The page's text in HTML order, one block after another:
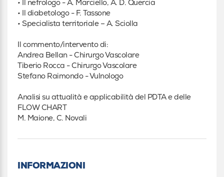
• Il nefrologo - A. Marciello, A. D. Quercia
• Il diabetologo - F. Tassone
• Specialista territoriale – A. Sciolla
Il commento/intervento di:
Andrea Bellan - Chirurgo Vascolare
Tiberio Rocca - Chirurgo Vascolare
Stefano Raimondo - Vulnologo
Analisi su attualità e applicabilità del PDTA e delle
FLOW CHART
M. Maione, C. Novali
INFORMAZIONI